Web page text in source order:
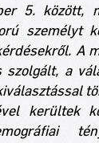
5. között,
személyt
A
szolgált, a
kerültek